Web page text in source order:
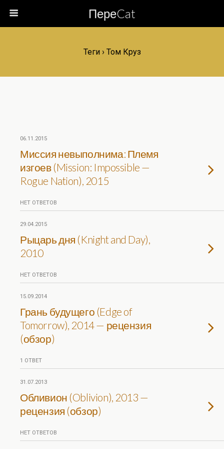
ПереCat
Теги › Том Круз
06.11.2015
Миссия невыполнима: Племя
изгоев (Mission: Impossible —
Rogue Nation), 2015
НЕТ ОТВЕТОВ
29.04.2015
Рыцарь дня (Knight and Day),
2010
НЕТ ОТВЕТОВ
15.09.2014
Грань будущего (Edge of
Tomorrow), 2014 — рецензия
(обзор)
1 ОТВЕТ
31.07.2013
Обливион (Oblivion), 2013 —
рецензия (обзор)
НЕТ ОТВЕТОВ